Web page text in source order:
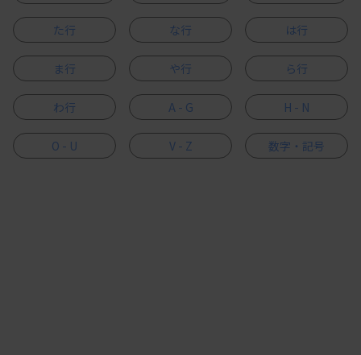
た行 な行 は行
ま行 や行 ら行
わ行 A - G H - N
O - U V - Z 数字・記号